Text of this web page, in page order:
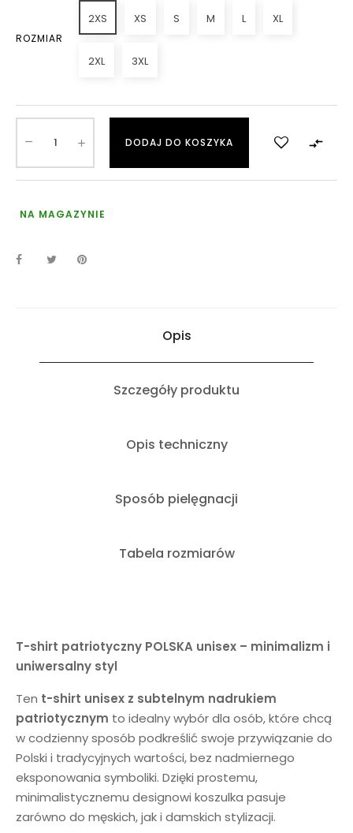
ROZMIAR
2XS XS S M L XL
2XL 3XL
DODAJ DO KOSZYKA 
NA MAGAZYNIE
Opis
Szczegóły produktu
Opis techniczny
Sposób pielęgnacji
Tabela rozmiarów
T-shirt patriotyczny POLSKA unisex – minimalizm i
uniwersalny styl
Ten t-shirt unisex z subtelnym nadrukiem
patriotycznym to idealny wybór dla osób, które chcą
w codzienny sposób podkreślić swoje przywiązanie do
Polski i tradycyjnych wartości, bez nadmiernego
eksponowania symboliki. Dzięki prostemu,
minimalistycznemu designowi koszulka pasuje
zarówno do męskich, jak i damskich stylizacji.